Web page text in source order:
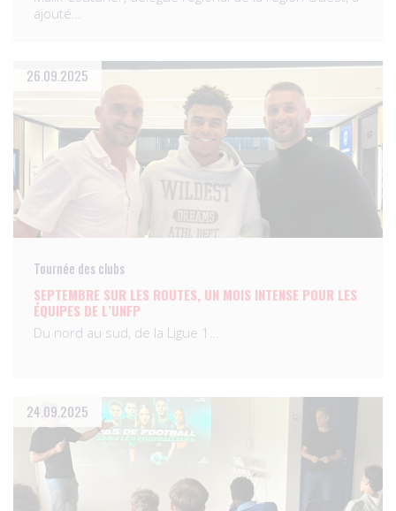
ajouté…
26.09.2025
Tournée des clubs
SEPTEMBRE SUR LES ROUTES, UN MOIS INTENSE POUR LES
ÉQUIPES DE L’UNFP
Du nord au sud, de la Ligue 1…
24.09.2025